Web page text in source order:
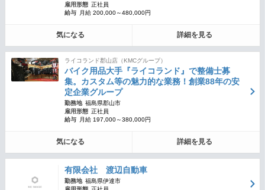
雇用形態 正社員
給与
月給 200,000～480,000円
気になる 詳細を見る
ライコランド郡山店（KMCグループ）
バイク用品大手『ライコランド』で整備士募
集。カスタム等の魅力的な業務！創業88年の安
定企業グループ
勤務地 福島県郡山市
雇用形態 正社員
給与
月給 197,000～380,000円
気になる 詳細を見る
有限会社 渡辺自動車
勤務地 福島県伊達市